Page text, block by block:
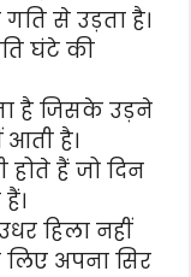
से उड़ता है।
घंटे की
है जिसके उड़ने
है।
हैं जो दिन
हिला नहीं
अपना सिर